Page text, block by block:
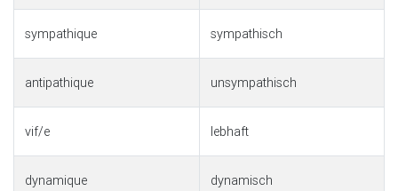
sympathique sympathisch
antipathique unsympathisch
vif/e lebhaft
dynamique dynamisch